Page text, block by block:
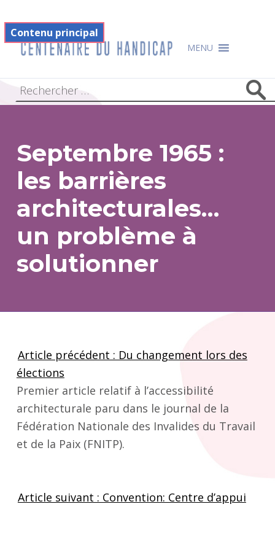
Contenu principal
Filtre
Footer
Centenaire du handicap
MENU
Septembre 1965 :
les barrières
architecturales…
un problème à
solutionner
Article précédent : Du changement lors des
élections
Premier article relatif à l’accessibilité
architecturale paru dans le journal de la
Fédération Nationale des Invalides du Travail
et de la Paix (FNITP).
Skip back to main navigation
Article suivant : Convention: Centre d’appui